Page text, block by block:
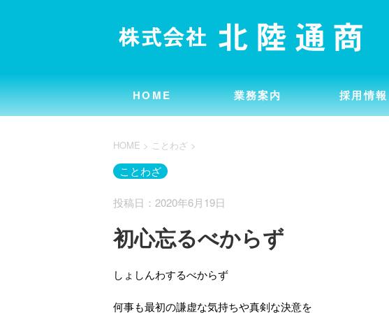
HOME 業務案内 採用情報
HOME > ことわざ >
ことわざ
投稿日：2020年6月19日
初心忘るべからず
しょしんわするべからず
何事も最初の謙虚な気持ちや真剣な決意を